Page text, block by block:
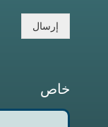
إرسال
خاص